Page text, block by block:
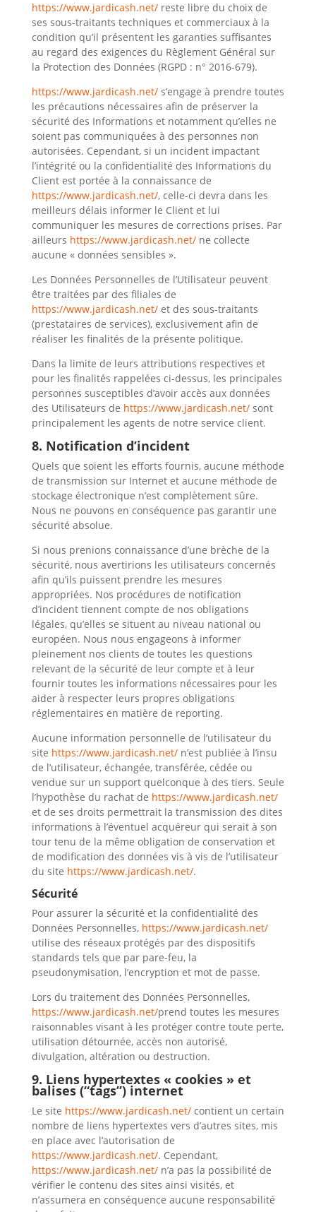
https://www.jardicash.net/reste libre du choix de
ses sous-traitants techniques et commerciaux à la
condition qu’il présentent les garanties suffisantes
au regard des exigences du Règlement Général sur
la Protection des Données (RGPD : n° 2016-679).
https://www.jardicash.net/s’engage à prendre toutes
les précautions nécessaires afin de préserver la
sécurité des Informations et notamment qu’elles ne
soient pas communiquées à des personnes non
autorisées. Cependant, si un incident impactant
l’intégrité ou la confidentialité des Informations du
Client est portée à la connaissance de
https://www.jardicash.net/, celle-ci devra dans les
meilleurs délais informer le Client et lui
communiquer les mesures de corrections prises. Par
ailleurs https://www.jardicash.net/ne collecte
aucune « données sensibles ».
Les Données Personnelles de l’Utilisateur peuvent
être traitées par des filiales de
https://www.jardicash.net/et des sous-traitants
(prestataires de services), exclusivement afin de
réaliser les finalités de la présente politique.
Dans la limite de leurs attributions respectives et
pour les finalités rappelées ci-dessus, les principales
personnes susceptibles d’avoir accès aux données
des Utilisateurs de https://www.jardicash.net/sont
principalement les agents de notre service client.
8. Notification d’incident
Quels que soient les efforts fournis, aucune méthode
de transmission sur Internet et aucune méthode de
stockage électronique n’est complètement sûre.
Nous ne pouvons en conséquence pas garantir une
sécurité absolue.
Si nous prenions connaissance d’une brèche de la
sécurité, nous avertirions les utilisateurs concernés
afin qu’ils puissent prendre les mesures
appropriées. Nos procédures de notification
d’incident tiennent compte de nos obligations
légales, qu’elles se situent au niveau national ou
européen. Nous nous engageons à informer
pleinement nos clients de toutes les questions
relevant de la sécurité de leur compte et à leur
fournir toutes les informations nécessaires pour les
aider à respecter leurs propres obligations
réglementaires en matière de reporting.
Aucune information personnelle de l’utilisateur du
site https://www.jardicash.net/n’est publiée à l’insu
de l’utilisateur, échangée, transférée, cédée ou
vendue sur un support quelconque à des tiers. Seule
l’hypothèse du rachat de https://www.jardicash.net/
et de ses droits permettrait la transmission des dites
informations à l’éventuel acquéreur qui serait à son
tour tenu de la même obligation de conservation et
de modification des données vis à vis de l’utilisateur
du site https://www.jardicash.net/.
Sécurité
Pour assurer la sécurité et la confidentialité des
Données Personnelles, https://www.jardicash.net/
utilise des réseaux protégés par des dispositifs
standards tels que par pare-feu, la
pseudonymisation, l’encryption et mot de passe.
Lors du traitement des Données Personnelles,
https://www.jardicash.net/prend toutes les mesures
raisonnables visant à les protéger contre toute perte,
utilisation détournée, accès non autorisé,
divulgation, altération ou destruction.
9. Liens hypertextes « cookies » et
balises (“tags”) internet
Le site https://www.jardicash.net/contient un certain
nombre de liens hypertextes vers d’autres sites, mis
en place avec l’autorisation de
https://www.jardicash.net/. Cependant,
https://www.jardicash.net/n’a pas la possibilité de
vérifier le contenu des sites ainsi visités, et
n’assumera en conséquence aucune responsabilité